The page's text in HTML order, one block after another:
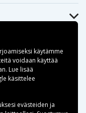
käytämme
voidaan käyttää
Lue lisää
käsittelee
evästeiden ja